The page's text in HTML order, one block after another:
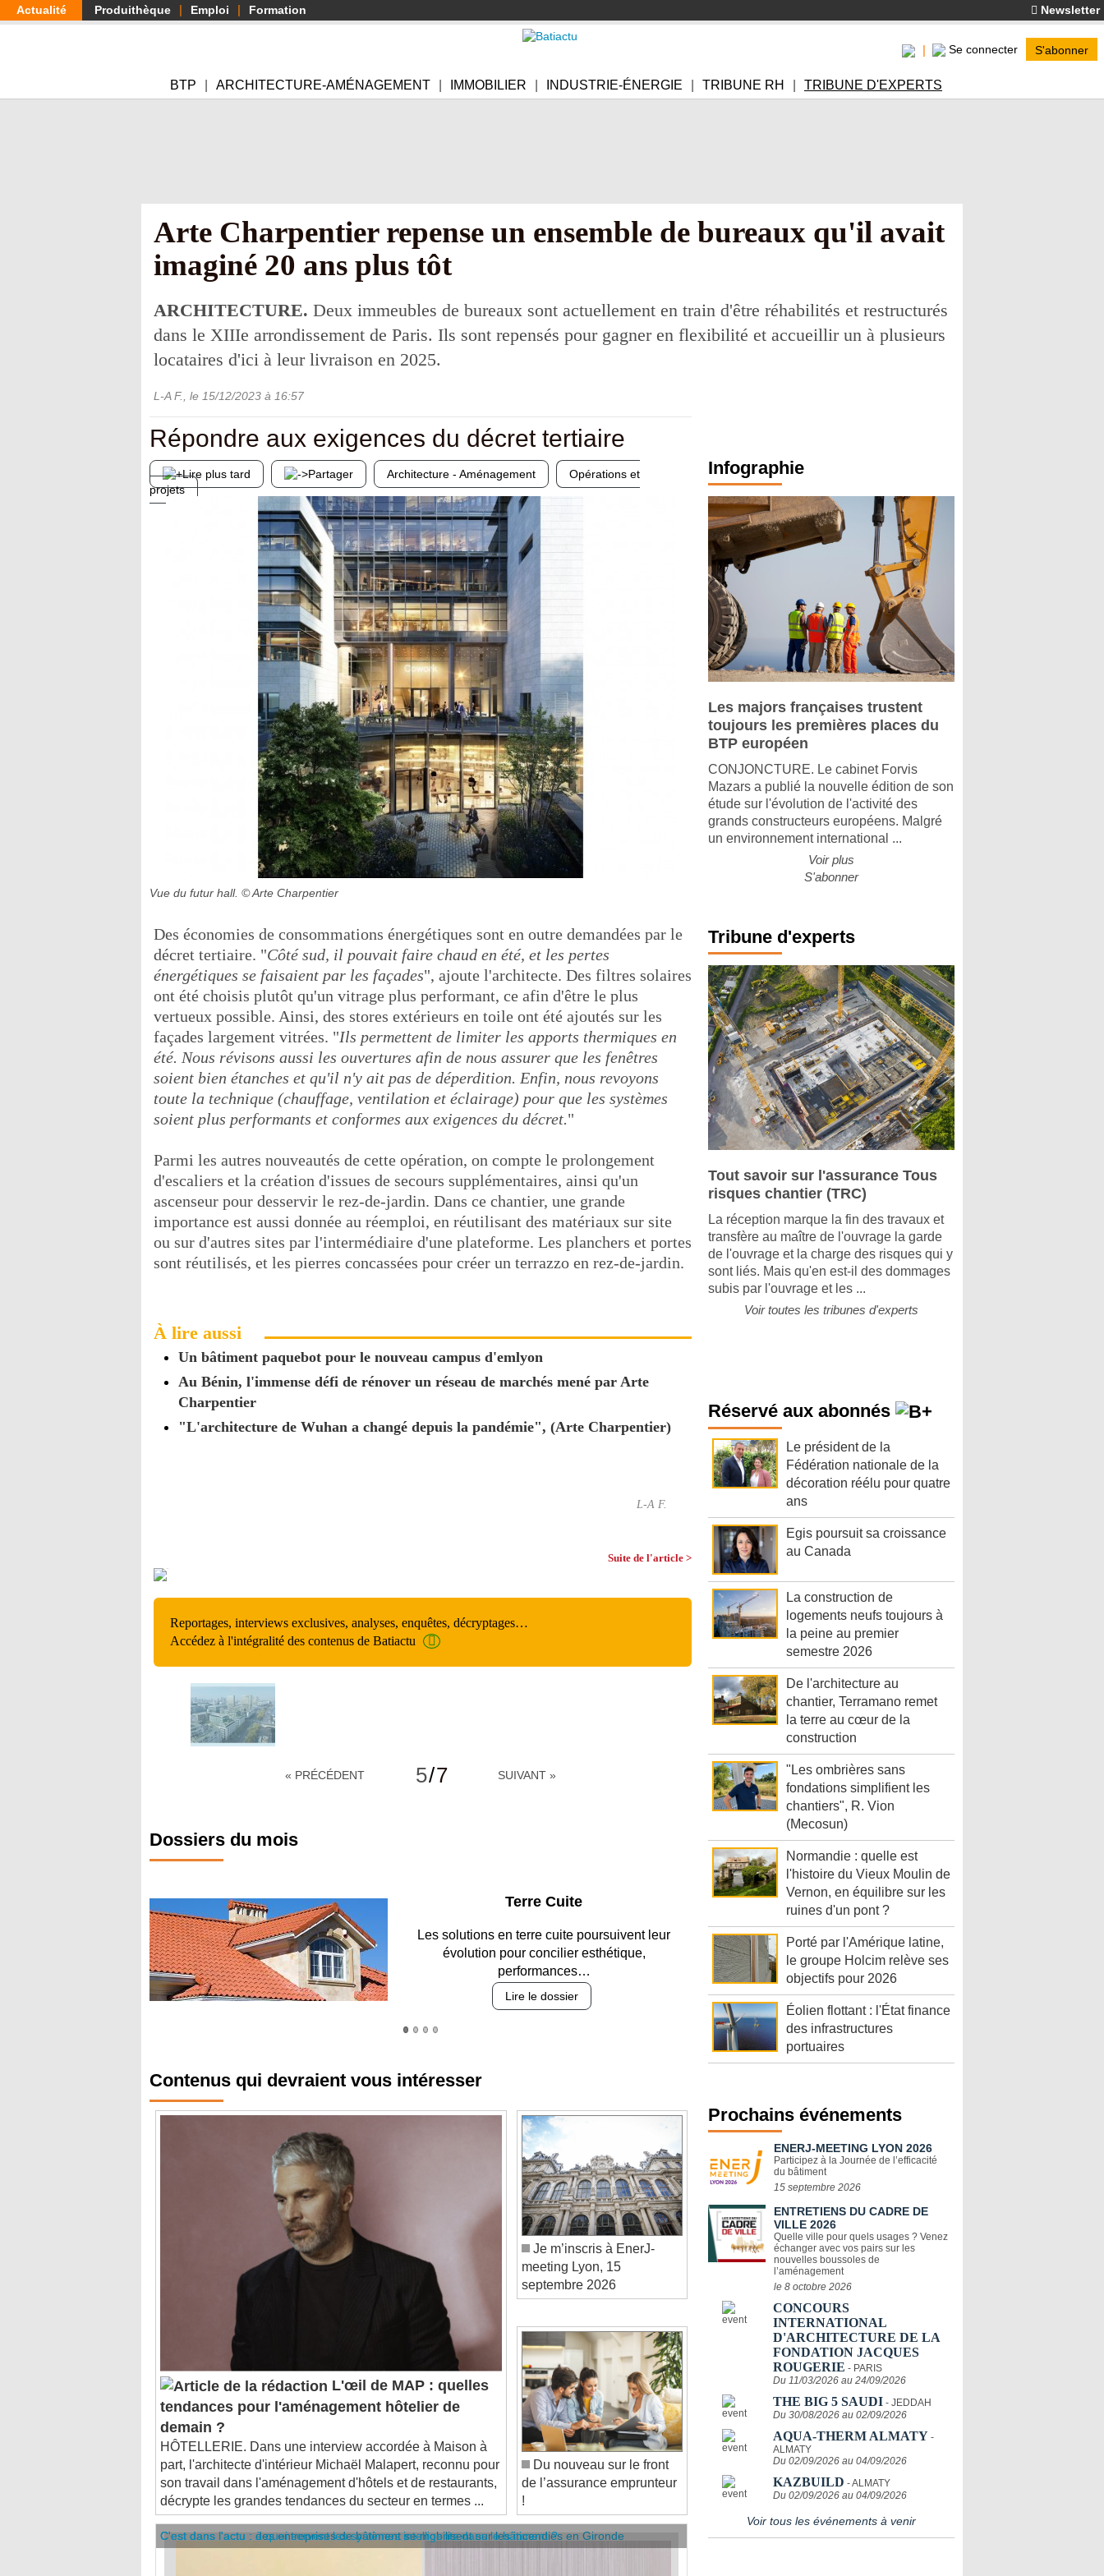
Aller
au
Actualité Produithèque Emploi Formation Newsletter
Se connecter S'abonner
BTP ARCHITECTURE-AMÉNAGEMENT IMMOBILIER INDUSTRIE-ÉNERGIE TRIBUNE RH TRIBUNE D'EXPERTS
Arte Charpentier repense un ensemble de bureaux qu'il avait
imaginé 20 ans plus tôt
ARCHITECTURE. Deux immeubles de bureaux sont actuellement en train d'être réhabilités et restructurés
dans le XIIIe arrondissement de Paris. Ils sont repensés pour gagner en flexibilité et accueillir un à plusieurs
locataires d'ici à leur livraison en 2025.
L-A F. , le 15/12/2023 à 16:57
Répondre aux exigences du décret tertiaire
Lire plus tard Partager Architecture - Aménagement
Opérations et
projets
Vue du futur hall. © Arte Charpentier
Des économies de consommations énergétiques sont en outre demandées par le
décret tertiaire. "Côté sud, il pouvait faire chaud en été, et les pertes
énergétiques se faisaient par les façades", ajoute l'architecte. Des filtres solaires
ont été choisis plutôt qu'un vitrage plus performant, ce afin d'être le plus
vertueux possible. Ainsi, des stores extérieurs en toile ont été ajoutés sur les
façades largement vitrées. "Ils permettent de limiter les apports thermiques en
été. Nous révisons aussi les ouvertures afin de nous assurer que les fenêtres
soient bien étanches et qu'il n'y ait pas de déperdition. Enfin, nous revoyons
toute la technique (chauffage, ventilation et éclairage) pour que les systèmes
soient plus performants et conformes aux exigences du décret."
Parmi les autres nouveautés de cette opération, on compte le prolongement
d'escaliers et la création d'issues de secours supplémentaires, ainsi qu'un
ascenseur pour desservir le rez-de-jardin. Dans ce chantier, une grande
importance est aussi donnée au réemploi, en réutilisant des matériaux sur site
ou sur d'autres sites par l'intermédiaire d'une plateforme. Les planchers et portes
sont réutilisés, et les pierres concassées pour créer un terrazzo en rez-de-jardin.
À lire aussi
Un bâtiment paquebot pour le nouveau campus d'emlyon
Au Bénin, l'immense défi de rénover un réseau de marchés mené par Arte
Charpentier
"L'architecture de Wuhan a changé depuis la pandémie", (Arte Charpentier)
L-A F.
Suite de l'article >
Reportages, interviews exclusives, analyses, enquêtes, décryptages…
Accédez à l'intégralité des contenus de Batiactu
« PRÉCÉDENT 5/7 SUIVANT »
Dossiers du mois
Parking et garages
Entre circulation, sécurisation des accès, durabilité
des revêtements et intégration…
Lire le dossier
L'œil de MAP : quelles
tendances pour l'aménagement hôtelier de
demain ?
HÔTELLERIE. Dans une interview accordée à Maison à
part, l'architecte d'intérieur Michaël Malapert, reconnu pour
son travail dans l'aménagement d'hôtels et de restaurants,
décrypte les grandes tendances du secteur en termes ...
Je m’inscris à EnerJ-
meeting Lyon, 15
septembre 2026
Du nouveau sur le front
de l’assurance emprunteur
!
C'est dans l'actu : des entreprises de bâtiment se mobilisent sur les incendies en Gironde
C'est dans l'actu : à quoi servent les systèmes intelligents dans le bâtiment ?
Infographie
Les majors françaises trustent
toujours les premières places du
BTP européen
CONJONCTURE. Le cabinet Forvis
Mazars a publié la nouvelle édition de son
étude sur l'évolution de l'activité des
grands constructeurs européens. Malgré
un environnement international ...
Voir plus
S'abonner
Tribune d'experts
Tout savoir sur l'assurance Tous
risques chantier (TRC)
La réception marque la fin des travaux et
transfère au maître de l'ouvrage la garde
de l'ouvrage et la charge des risques qui y
sont liés. Mais qu'en est-il des dommages
subis par l'ouvrage et les ...
Voir toutes les tribunes d'experts
Réservé aux abonnés
Le président de la
Fédération nationale de la
décoration réélu pour quatre
ans
Egis poursuit sa croissance
au Canada
La construction de
logements neufs toujours à
la peine au premier
semestre 2026
De l'architecture au
chantier, Terramano remet
la terre au cœur de la
construction
"Les ombrières sans
fondations simplifient les
chantiers", R. Vion
(Mecosun)
Normandie : quelle est
l'histoire du Vieux Moulin de
Vernon, en équilibre sur les
ruines d'un pont ?
Porté par l'Amérique latine,
le groupe Holcim relève ses
objectifs pour 2026
Éolien flottant : l'État finance
des infrastructures
portuaires
Prochains événements
ENERJ-MEETING LYON 2026
Participez à la Journée de l’efficacité
du bâtiment
15 septembre 2026
ENTRETIENS DU CADRE DE
VILLE 2026
Quelle ville pour quels usages ? Venez
échanger avec vos pairs sur les
nouvelles boussoles de
l’aménagement
le 8 octobre 2026
CONCOURS
INTERNATIONAL
D'ARCHITECTURE DE LA
FONDATION JACQUES
ROUGERIE - PARIS
Du 11/03/2026 au 24/09/2026
THE BIG 5 SAUDI - JEDDAH
Du 30/08/2026 au 02/09/2026
AQUA-THERM ALMATY -
ALMATY
Du 02/09/2026 au 04/09/2026
KAZBUILD - ALMATY
Du 02/09/2026 au 04/09/2026
Voir tous les événements à venir